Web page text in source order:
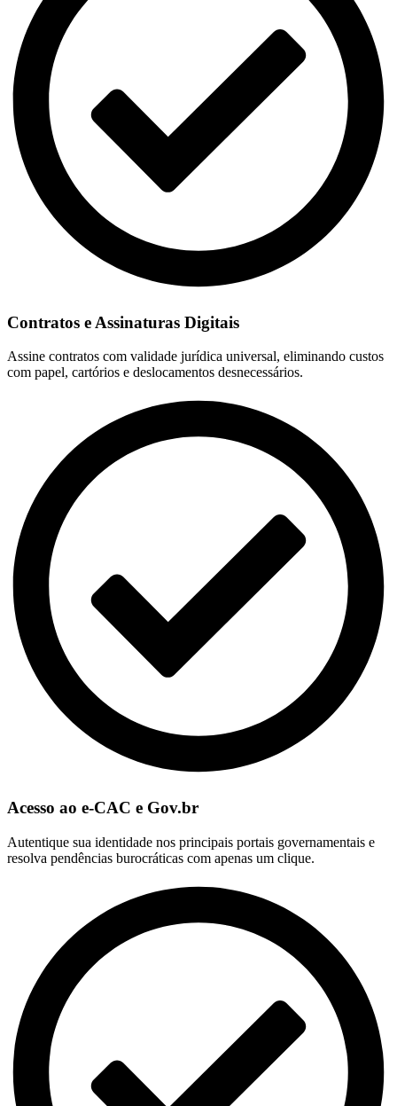
Contratos e Assinaturas Digitais
Assine contratos com validade jurídica universal, eliminando custos
com papel, cartórios e deslocamentos desnecessários.
Acesso ao e-CAC e Gov.br
Autentique sua identidade nos principais portais governamentais e
resolva pendências burocráticas com apenas um clique.